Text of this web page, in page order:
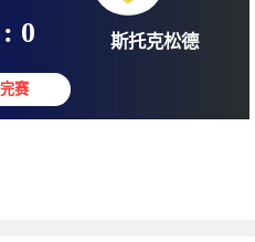
2026-06-05 01:30:00
0 : 0